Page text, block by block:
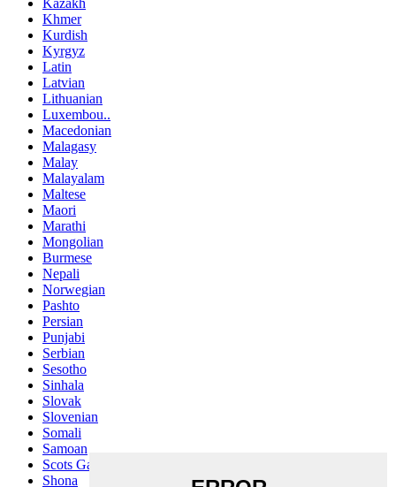
Kazakh
Khmer
Kurdish
Kyrgyz
Latin
Latvian
Lithuanian
Luxembou..
Macedonian
Malagasy
Malay
Malayalam
Maltese
Maori
Marathi
Mongolian
Burmese
Nepali
Norwegian
Pashto
Persian
Punjabi
Serbian
Sesotho
Sinhala
Slovak
Slovenian
Somali
Samoan
Scots Gaelic
Shona